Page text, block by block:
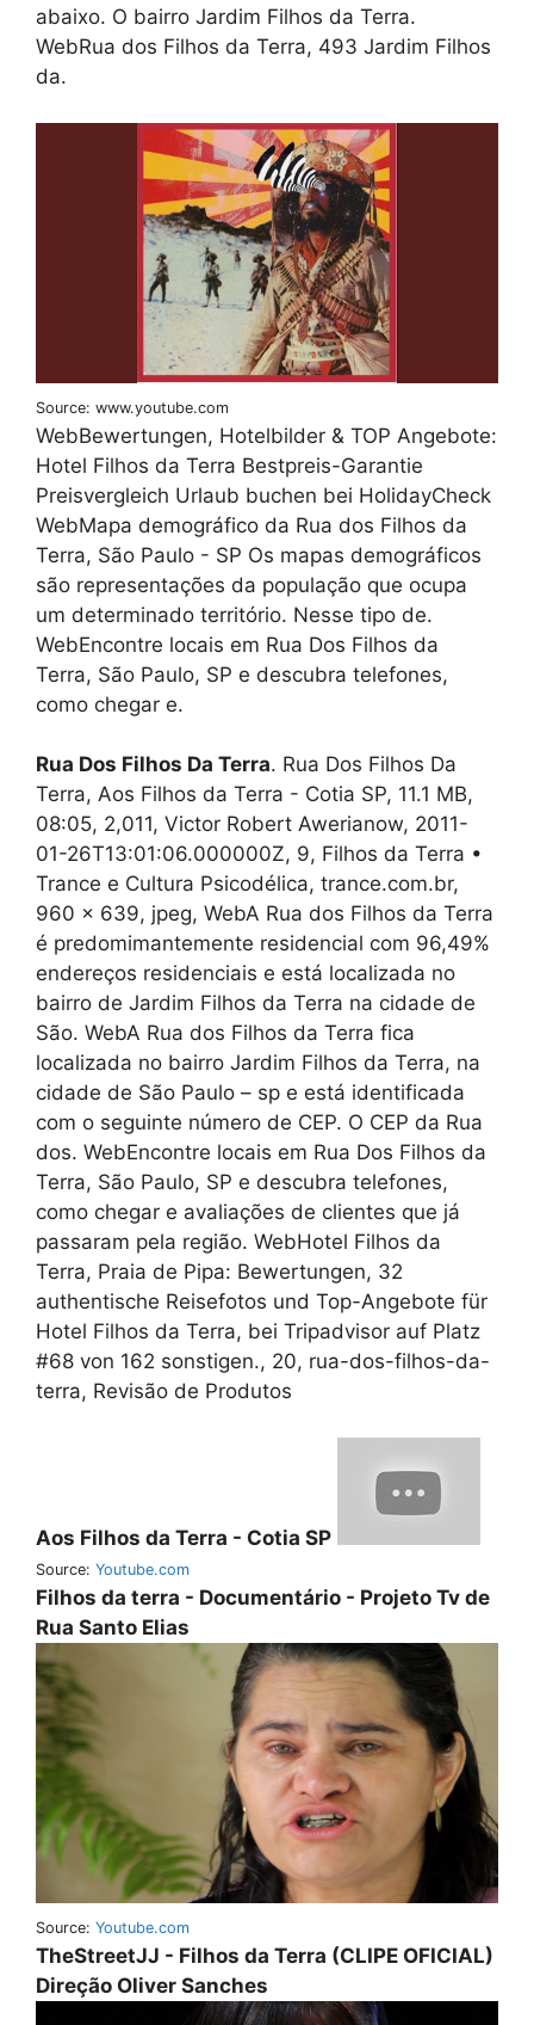
abaixo. O bairro Jardim Filhos da Terra.
WebRua dos Filhos da Terra, 493 Jardim Filhos
da.
Source: www.youtube.com
WebBewertungen, Hotelbilder & TOP Angebote:
Hotel Filhos da Terra Bestpreis-Garantie
Preisvergleich Urlaub buchen bei HolidayCheck
WebMapa demográfico da Rua dos Filhos da
Terra, São Paulo - SP Os mapas demográficos
são representações da população que ocupa
um determinado território. Nesse tipo de.
WebEncontre locais em Rua Dos Filhos da
Terra, São Paulo, SP e descubra telefones,
como chegar e.
Rua Dos Filhos Da Terra. Rua Dos Filhos Da
Terra, Aos Filhos da Terra - Cotia SP, 11.1 MB,
08:05, 2,011, Victor Robert Awerianow, 2011-
01-26T13:01:06.000000Z, 9, Filhos da Terra •
Trance e Cultura Psicodélica, trance.com.br,
960 x 639, jpeg, WebA Rua dos Filhos da Terra
é predomimantemente residencial com 96,49%
endereços residenciais e está localizada no
bairro de Jardim Filhos da Terra na cidade de
São. WebA Rua dos Filhos da Terra fica
localizada no bairro Jardim Filhos da Terra, na
cidade de São Paulo – sp e está identificada
com o seguinte número de CEP. O CEP da Rua
dos. WebEncontre locais em Rua Dos Filhos da
Terra, São Paulo, SP e descubra telefones,
como chegar e avaliações de clientes que já
passaram pela região. WebHotel Filhos da
Terra, Praia de Pipa: Bewertungen, 32
authentische Reisefotos und Top-Angebote für
Hotel Filhos da Terra, bei Tripadvisor auf Platz
#68 von 162 sonstigen., 20, rua-dos-filhos-da-
terra, Revisão de Produtos
Aos Filhos da Terra - Cotia SP
Source: Youtube.com
Filhos da terra - Documentário - Projeto Tv de
Rua Santo Elias
Source: Youtube.com
TheStreetJJ - Filhos da Terra (CLIPE OFICIAL)
Direção Oliver Sanches